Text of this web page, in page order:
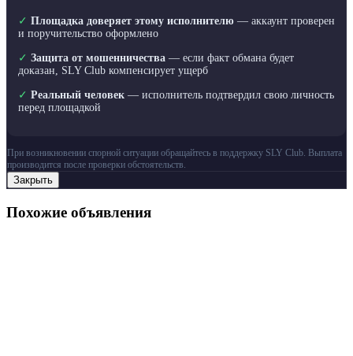
✓ Площадка доверяет этому исполнителю — аккаунт проверен
и поручительство оформлено
✓ Защита от мошенничества — если факт обмана будет
доказан, SLY Club компенсирует ущерб
✓ Реальный человек — исполнитель подтвердил свою личность
перед площадкой
При возникновении спорной ситуации обращайтесь в поддержку SLY Club. Выплата
производится после проверки обстоятельств.
Закрыть
Похожие объявления